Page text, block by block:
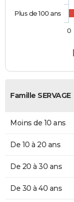
Plus de 100 ans
0
Famille SERVAGE
Moins de 10 ans
De 10 à 20 ans
De 20 à 30 ans
De 30 à 40 ans